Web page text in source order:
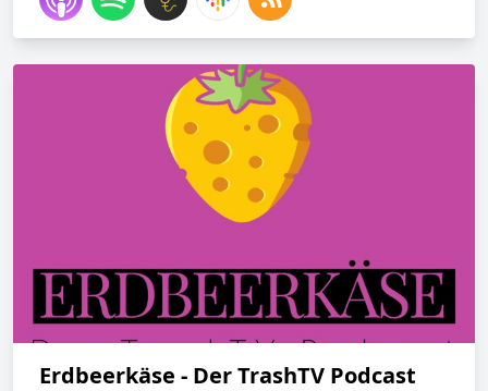
Erdbeerkäse - Der TrashTV Podcast